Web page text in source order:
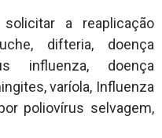
a reaplicação
difteria, doença
influenza, doença
varíola, Influenza
poliovírus selvagem,